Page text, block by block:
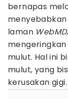
bernapas
menyebabkan
laman WebMD
mulut. Hal ini
mulut, yang
kerusakan gigi.